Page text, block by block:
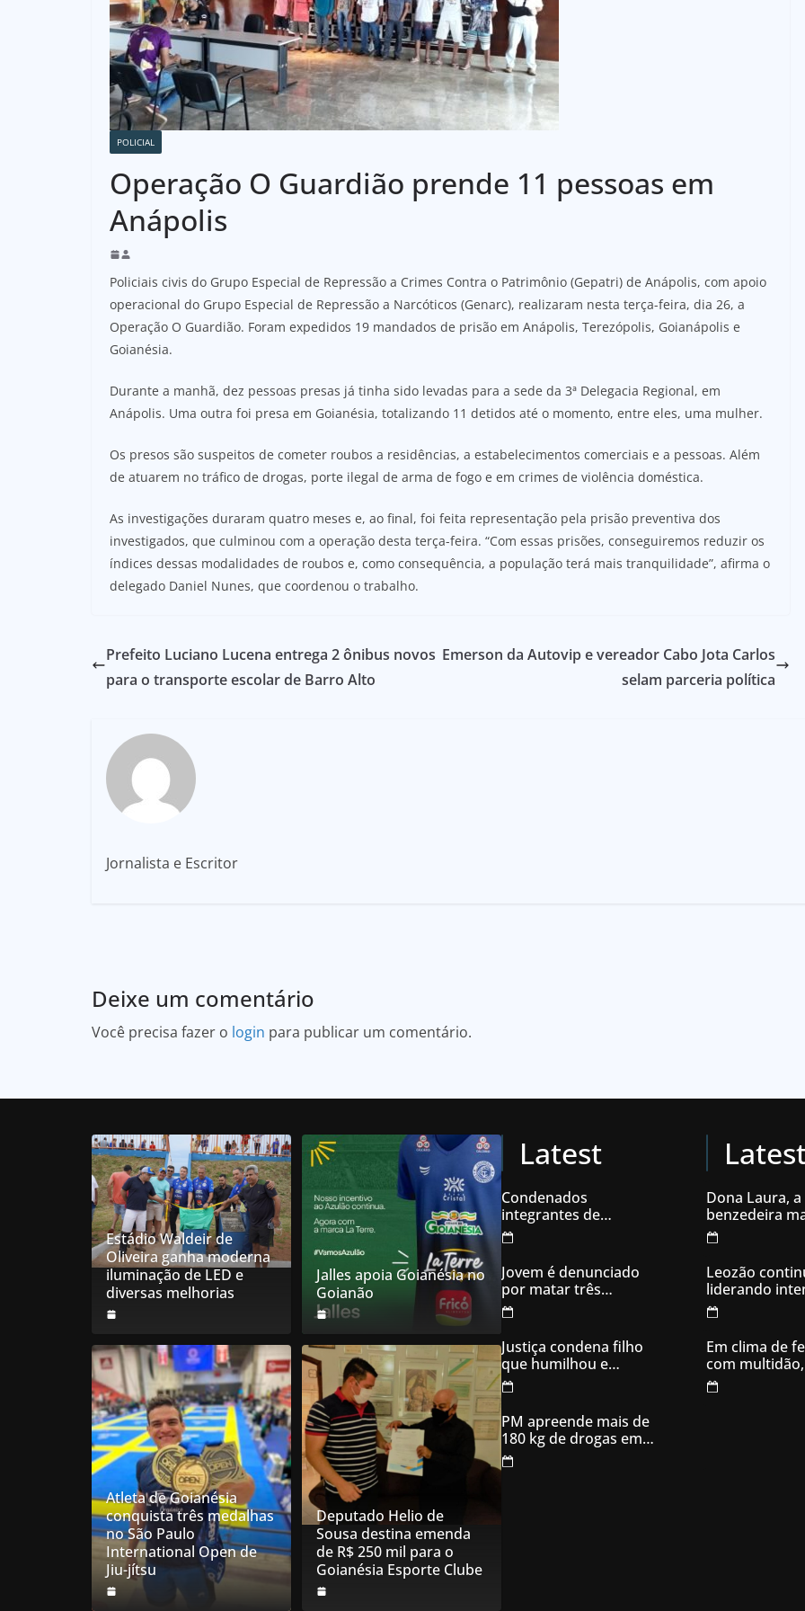
POLICIAL
Operação O Guardião prende 11 pessoas em
Anápolis
Policiais civis do Grupo Especial de Repressão a Crimes Contra o Patrimônio (Gepatri) de Anápolis, com apoio
operacional do Grupo Especial de Repressão a Narcóticos (Genarc), realizaram nesta terça-feira, dia 26, a
Operação O Guardião. Foram expedidos 19 mandados de prisão em Anápolis, Terezópolis, Goianápolis e
Goianésia.
Durante a manhã, dez pessoas presas já tinha sido levadas para a sede da 3ª Delegacia Regional, em
Anápolis. Uma outra foi presa em Goianésia, totalizando 11 detidos até o momento, entre eles, uma mulher.
Os presos são suspeitos de cometer roubos a residências, a estabelecimentos comerciais e a pessoas. Além
de atuarem no tráfico de drogas, porte ilegal de arma de fogo e em crimes de violência doméstica.
As investigações duraram quatro meses e, ao final, foi feita representação pela prisão preventiva dos
investigados, que culminou com a operação desta terça-feira. “Com essas prisões, conseguiremos reduzir os
índices dessas modalidades de roubos e, como consequência, a população terá mais tranquilidade”, afirma o
delegado Daniel Nunes, que coordenou o trabalho.
Prefeito Luciano Lucena entrega 2 ônibus novos
para o transporte escolar de Barro Alto
Emerson da Autovip e vereador Cabo Jota Carlos
selam parceria política
Jornalista e Escritor
Deixe um comentário
Você precisa fazer o login para publicar um comentário.
Estádio Waldeir de
Oliveira ganha moderna
iluminação de LED e
diversas melhorias
Jalles apoia Goianésia no
Goianão
Atleta de Goianésia
conquista três medalhas
no São Paulo
International Open de
Jiu-jítsu
Deputado Helio de
Sousa destina emenda
de R$ 250 mil para o
Goianésia Esporte Clube
Latest
Condenados
integrantes de
organização
criminosa acusados
de explodir caixas
eletrônicos
Jovem é denunciado
por matar três
filhotes de cachorro e
usar sangue para
ameaçar os donos,
em Aparecida de
Goiânia
Justiça condena filho
que humilhou e
ameaçou mãe idosa;
da prisão à sentença
condenatória foram
apenas 21 dias
PM apreende mais de
180 kg de drogas em
Goiás
Dona Laura, a
benzedeira
famosa de
Leozão
liderando
votos em
Em clima de
com
inaugura
campanha